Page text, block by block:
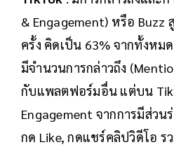
& Engagement) หรือ Buzz
ครั้ง คิดเป็น 63% จากทั้งหม
มีจำนวนการกล่าวถึง
กับแพลตฟอร์มอื่น แต่บน
Engagement จากการมีส่วน
กด Like, กดแชร์คลิปวิดีโอ ร